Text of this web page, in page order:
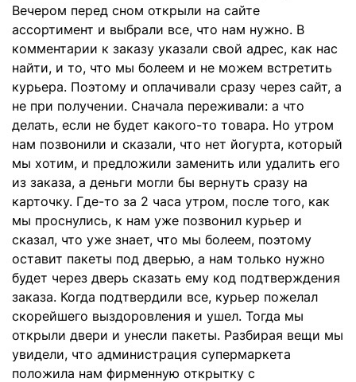
Вечером перед сном открыли на сайте
ассортимент и выбрали все, что нам нужно. В
комментарии к заказу указали свой адрес, как нас
найти, и то, что мы болеем и не можем встретить
курьера. Поэтому и оплачивали сразу через сайт, а
не при получении. Сначала переживали: а что
делать, если не будет какого-то товара. Но утром
нам позвонили и сказали, что нет йогурта, который
мы хотим, и предложили заменить или удалить его
из заказа, а деньги могли бы вернуть сразу на
карточку. Где-то за 2 часа утром, после того, как
мы проснулись, к нам уже позвонил курьер и
сказал, что уже знает, что мы болеем, поэтому
оставит пакеты под дверью, а нам только нужно
будет через дверь сказать ему код подтверждения
заказа. Когда подтвердили все, курьер пожелал
скорейшего выздоровления и ушел. Тогда мы
открыли двери и унесли пакеты. Разбирая вещи мы
увидели, что администрация супермаркета
положила нам фирменную открытку с